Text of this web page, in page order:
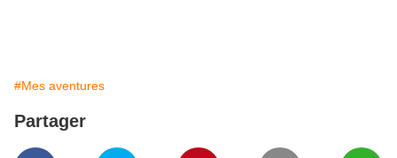
#Mes aventures
Partager